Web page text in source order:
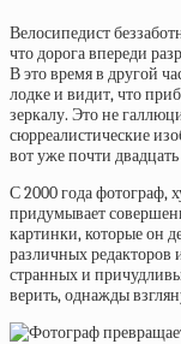
Велосипедист
что дорога впереди
В это время в другой
лодке и видит, что
зеркалу. Это не
сюрреалистические
вот уже почти двадцать
С 2000 года фотограф,
придумывает
картинки, которые он
различных
странных и
верить, однажды